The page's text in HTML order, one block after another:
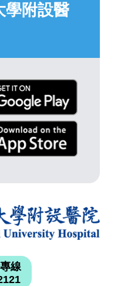
學附設醫
線